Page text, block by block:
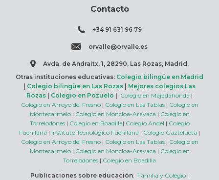
Contacto
+34 91 631 96 79
orvalle@orvalle.es
Avda. de Andraitx, 1, 28290, Las Rozas, Madrid.
Otras instituciones educativas: Colegio bilingüe en Madrid
Colegio bilingüe en Las Rozas
Mejores colegios Las
Rozas
Colegio en Pozuelo Colegio en Majadahonda |
Colegio en Arroyo del Fresno| Colegio en Las Tablas| Colegio en
Montecarmelo| Colegio en Moncloa-Aravaca | Colegio en
Torrelodones| Colegio en Boadilla| Colegio Andel | Colegio
Fuenllana | Instituto Tecnológico Fuenllana | Colegio Gaztelueta |
Colegio en Arroyo del Fresno| Colegio en Las Tablas| Colegio en
Montecarmelo| Colegio en Moncloa-Aravaca | Colegio en
Torrelodones | Colegio en Boadilla
Publicaciones sobre educación: Familia y Colegio |